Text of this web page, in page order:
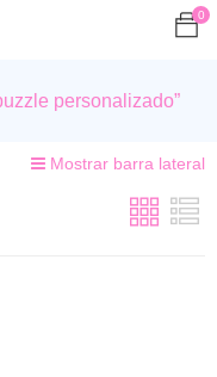
0
personalizado”
Mostrar barra lateral